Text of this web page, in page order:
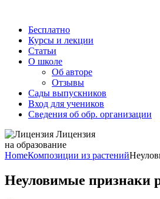
Бесплатно
Курсы и лекции
Статьи
О школе
Об авторе
Отзывы
Сады выпускников
Вход для учеников
Сведения об обр. организации
Лицензия
на образование
HomeКомпозиции из растений
Неуловимые признаки